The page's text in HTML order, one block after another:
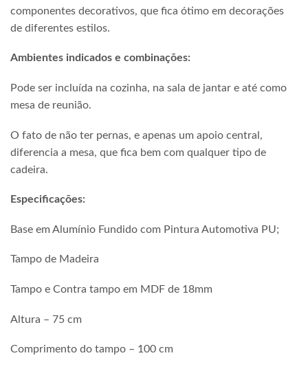
componentes decorativos, que fica ótimo em decorações
de diferentes estilos.
Ambientes indicados e combinações:
Pode ser incluída na cozinha, na sala de jantar e até como
mesa de reunião.
O fato de não ter pernas, e apenas um apoio central,
diferencia a mesa, que fica bem com qualquer tipo de
cadeira.
Especificações:
Base em Alumínio Fundido com Pintura Automotiva PU;
Tampo de Madeira
Tampo e Contra tampo em MDF de 18mm
Altura – 75 cm
Comprimento do tampo – 100 cm